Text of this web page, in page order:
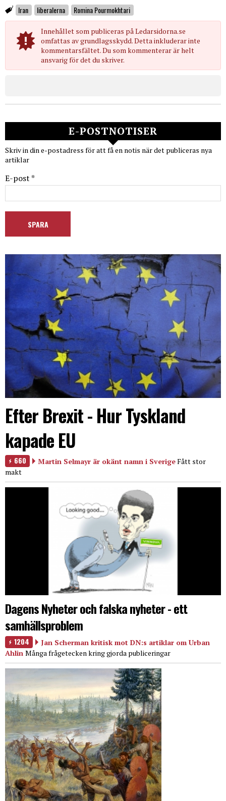
Iran liberalerna Romina Pourmokhtari
Innehållet som publiceras på Ledarsidorna.se
omfattas av grundlagsskydd. Detta inkluderar inte
kommentarsfältet. Du som kommenterar är helt
ansvarig för det du skriver.
E-POSTNOTISER
Skriv in din e-postadress för att få en notis när det publiceras nya
artiklar
E-post *
Efter Brexit - Hur Tyskland
kapade EU
660 Martin Selmayr är okänt namn i SverigeFått stor
makt
Dagens Nyheter och falska nyheter - ett
samhällsproblem
1204
Jan Scherman kritisk mot DN:s artiklar om Urban
Ahlin Många frågetecken kring gjorda publiceringar